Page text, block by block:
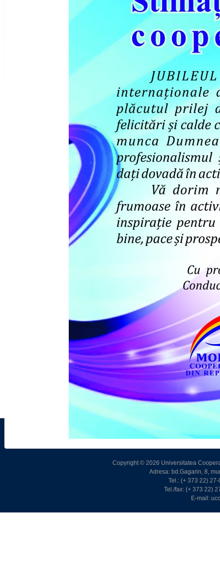
Copyright © 2026 Universitatea
Adresa: bd.Gagarin, 8,
Tel.: (+ 373 22)
Tel./fax: (+ 373 22)
E-mail: